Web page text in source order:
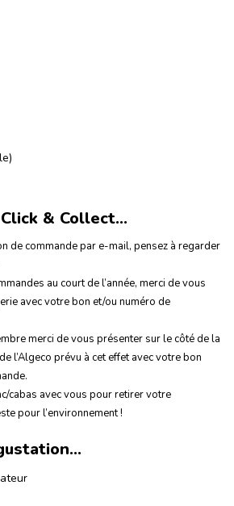
& Collect...
de commande par e-mail, pensez à regarder
au court de l’année, merci de vous
avec votre bon et/ou numéro de
merci de vous présenter sur le côté de la
l’Algeco prévu à cet effet avec votre bon
cabas avec vous pour retirer votre
pour l’environnement !